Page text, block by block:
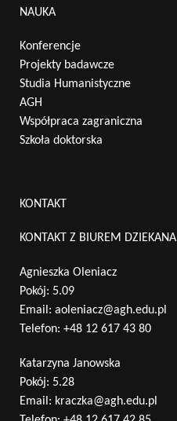
NAUKA
Konferencje
Projekty badawcze
Studia Humanistyczne
AGH
Współpraca zagraniczna
Szkoła doktorska
KONTAKT
KONTAKT Z BIUREM DZIEKANA
Agnieszka Oleniacz
Pokój: 5.09
Email: aoleniacz@agh.edu.pl
Telefon: +48 12 617 43 80
Katarzyna Janowska
Pokój: 5.28
Email: kraczka@agh.edu.pl